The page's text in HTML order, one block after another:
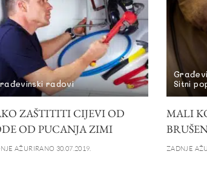
radovi
ZAŠTITITI CIJEVI OD
OD PUCANJA ZIMI
AŽURIRANO 30.07.2019.
Sitni
MALI
ZADNJE